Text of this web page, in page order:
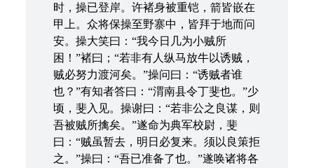
时，操已登岸。许褚身被重铠，箭皆嵌在
甲上。众将保操至野寨中，皆拜于地而问
安。操大笑曰：“我今日几为小贼所
困！”褚曰；“若非有人纵马放牛以诱贼，
贼必努力渡河矣。”操问曰：“诱贼者谁
也？”有知者答曰：“渭南县令丁斐也。”少
顷，斐入见。操谢曰：“若非公之良谋，则
吾被贼所擒矣。”遂命为典军校尉，斐
曰：“贼虽暂去，明日必复来。须以良策拒
之。”操曰：“吾已准备了也。”遂唤诸将各